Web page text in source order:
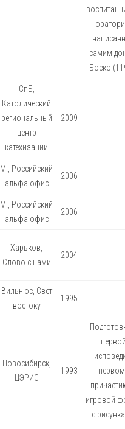
самим
Боско
СпБ,
Католический
региональный
центр
катехизации
2009
М., Российский
альфа офис
2006
М., Российский
альфа офис
2006
Харьков,
Слово с нами
2004
Вильнюс, Свет
востоку
1995
Новосибирск,
ЦЭРИС
1993
игровой
с